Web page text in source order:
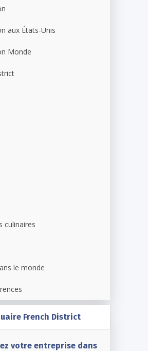
aux États-Unis
Monde
culinaires
le monde
French District
votre entreprise dans